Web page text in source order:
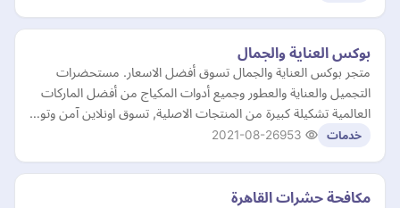
بوكس العناية والجمال
متجر بوكس العناية والجمال تسوق أفضل الاسعار. مستحضرات
التجميل والعناية والعطور وجميع أدوات المكياج من أفضل الماركات
العالمية تشكيلة كبيرة من المنتجات الاصلية, تسوق اونلاين آمن وتو…
خدمات 2021-08-26
مكافحة حشرات القاهرة